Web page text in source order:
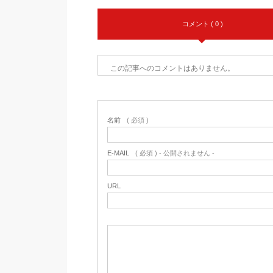
コメント ( 0 )
この記事へのコメントはありません。
名前 ( 必須 )
E-MAIL ( 必須 ) - 公開されません -
URL